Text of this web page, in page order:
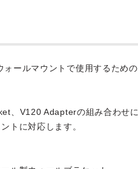
ールマウントで使用するための
、V120 Adapterの組み合わせに
トに対応します。